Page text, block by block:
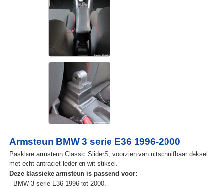
Armsteun BMW 3 serie E36 1996-2000
Pasklare armsteun Classic SliderS, voorzien van uitschuifbaar deksel
met echt antraciet leder en wit stiksel.
Deze klassieke armsteun is passend voor:
- BMW 3 serie E36 1996 tot 2000.